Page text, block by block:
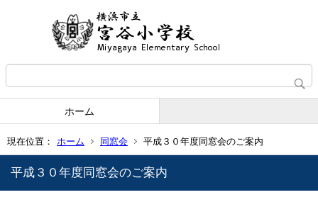
ホーム
現在位置： ホーム 同窓会 平成３０年度同窓会のご案内
平成３０年度同窓会のご案内